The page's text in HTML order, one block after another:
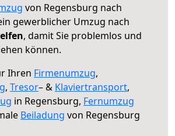
von Regensburg nach
gewerblicher Umzug nach
, damit Sie problemlos und
können.
Ihren Firmenumzug,
, Tresor– & Klaviertransport,
in Regensburg, Fernumzug
Beiladung von Regensburg